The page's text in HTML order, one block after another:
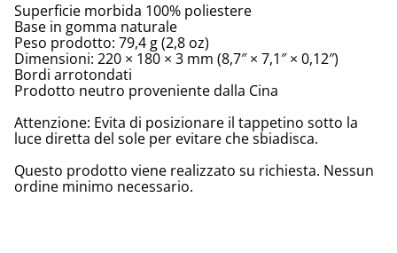
Superficie morbida 100% poliestere
Base in gomma naturale
Peso prodotto: 79,4 g (2,8 oz)
Dimensioni: 220 × 180 × 3 mm (8,7″ × 7,1″ × 0,12″)
Bordi arrotondati
Prodotto neutro proveniente dalla Cina
Attenzione: Evita di posizionare il tappetino sotto la
luce diretta del sole per evitare che sbiadisca.
Questo prodotto viene realizzato su richiesta. Nessun
ordine minimo necessario.